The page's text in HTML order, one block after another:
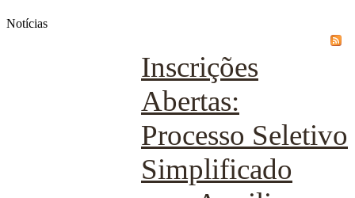
Notícias
Inscrições
Abertas:
Processo Seletivo
Simplificado